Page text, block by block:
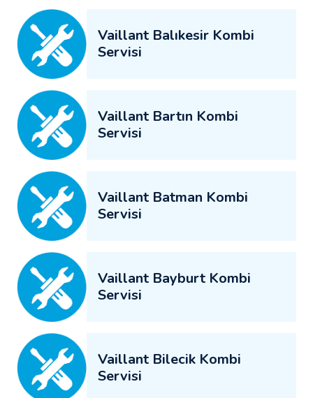
Vaillant Balıkesir Kombi
Servisi
Vaillant Bartın Kombi
Servisi
Vaillant Batman Kombi
Servisi
Vaillant Bayburt Kombi
Servisi
Vaillant Bilecik Kombi
Servisi